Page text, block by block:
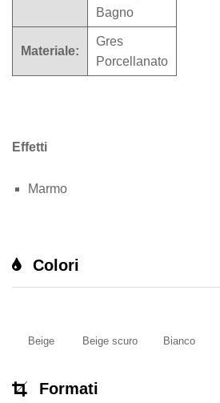
Bagno
Materiale:
Gres
Porcellanato
Effetti
Marmo
Colori
Beige Beige scuro Bianco
Formati